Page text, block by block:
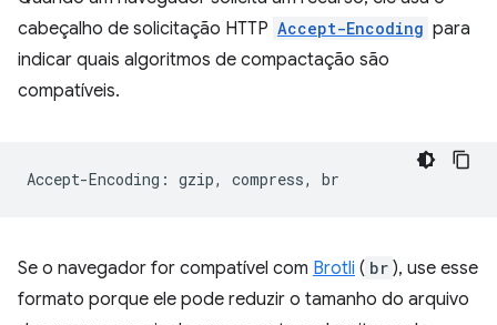
cabeçalho de solicitação HTTP Accept-Encoding para
indicar quais algoritmos de compactação são
compatíveis.
Se o navegador for compatível com Brotli ( br ), use esse
formato porque ele pode reduzir o tamanho do arquivo